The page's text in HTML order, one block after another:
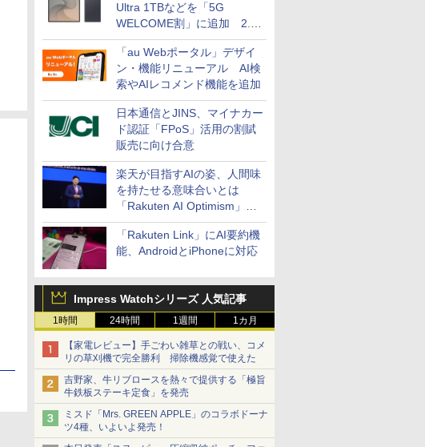
Ultra 1TBなどを「5G
WELCOME割」に追加 2.2
万円引き
「au Webポータル」デザイ
ン・機能リニューアル AI検
索やAIレコメンド機能を追加
日本通信とJINS、マイナカー
ド認証「FPoS」活用の割賦
販売に向け合意
楽天が目指すAIの姿、人間味
を持たせる意味合いとは
「Rakuten AI Optimism」三
木谷氏の基調講演
「Rakuten Link」にAI要約機
能、AndroidとiPhoneに対応
Impress Watchシリーズ 人気記事
1時間 24時間 1週間 1カ月
【家電レビュー】手ごわい雑草との戦い、コメ
リの草刈機で完全勝利 掃除機感覚で使えた
吉野家、牛リブロースを熱々で提供する「極旨
牛鉄板ステーキ定食」を発売
ミスド「Mrs. GREEN APPLE」のコラボドーナ
ツ4種、いよいよ発売！